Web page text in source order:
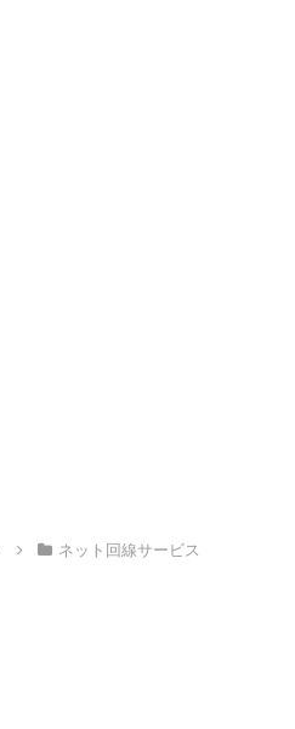
ネット回線サービス